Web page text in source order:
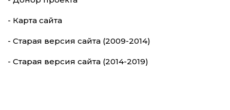
- Карта сайта
- Старая версия сайта (2009-2014)
- Старая версия сайта (2014-2019)